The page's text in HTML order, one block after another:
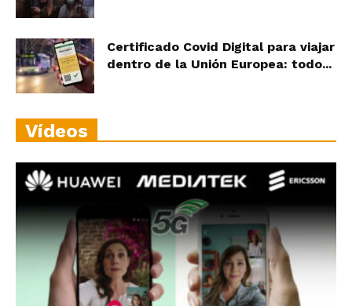
Certificado Covid Digital para viajar
dentro de la Unión Europea: todo...
Vídeos